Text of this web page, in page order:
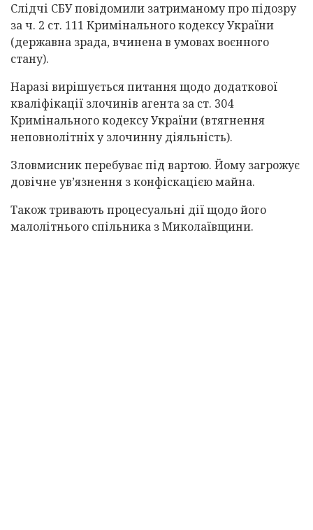
Слідчі СБУ повідомили затриманому про підозру
за ч. 2 ст. 111 Кримінального кодексу України
(державна зрада, вчинена в умовах воєнного
стану).
Наразі вирішується питання щодо додаткової
кваліфікації злочинів агента за ст. 304
Кримінального кодексу України (втягнення
неповнолітніх у злочинну діяльність).
Зловмисник перебуває під вартою. Йому загрожує
довічне ув’язнення з конфіскацією майна.
Також тривають процесуальні дії щодо його
малолітнього спільника з Миколаївщини.